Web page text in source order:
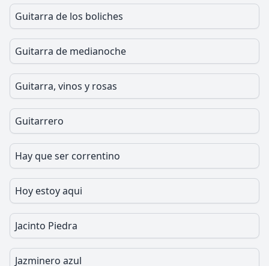
Guitarra de los boliches
Guitarra de medianoche
Guitarra, vinos y rosas
Guitarrero
Hay que ser correntino
Hoy estoy aqui
Jacinto Piedra
Jazminero azul